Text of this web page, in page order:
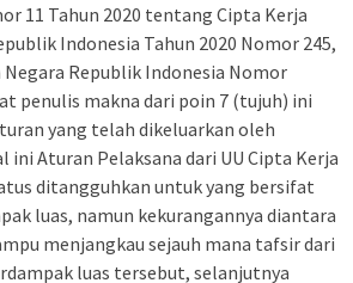
11 Tahun 2020 tentang Cipta Kerja
Indonesia Tahun 2020 Nomor 245,
Republik Indonesia Nomor
penulis makna dari poin 7 (tujuh) ini
yang telah dikeluarkan oleh
ini Aturan Pelaksana dari UU Cipta Kerja
ditangguhkan untuk yang bersifat
luas, namun kekurangannya diantara
menjangkau sejauh mana tafsir dari
luas tersebut, selanjutnya